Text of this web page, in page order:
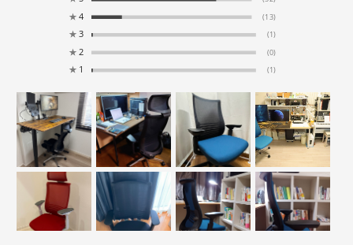
★ 4 (13)
★ 3 (1)
★ 2 (0)
★ 1 (1)